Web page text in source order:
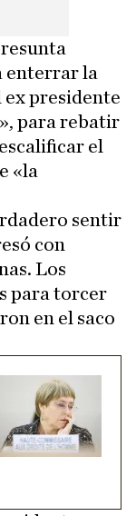
enterrar la
presidente
para rebatir
el
«la
sentir
con
Los
para torcer
en el saco